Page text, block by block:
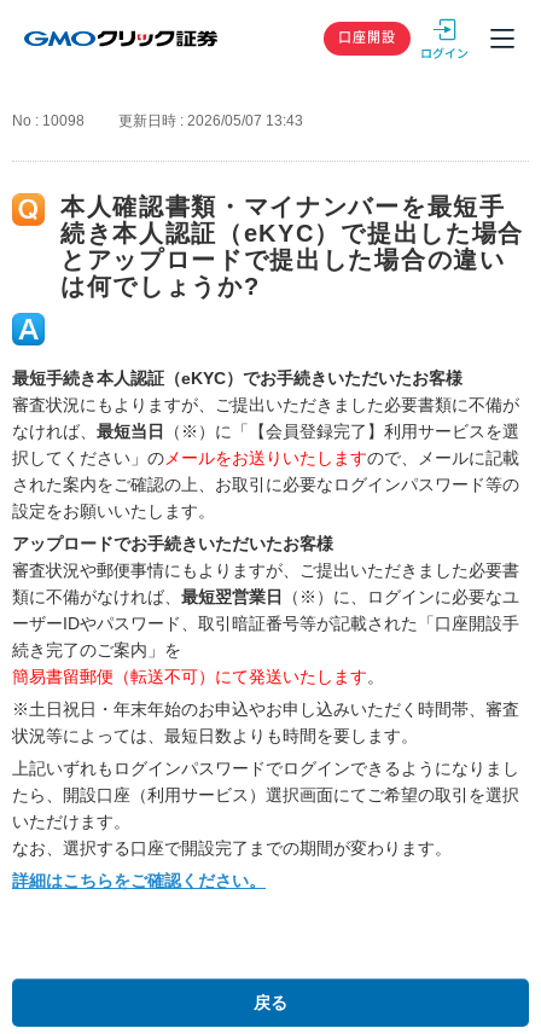
GMOクリック
口座開設
No : 10098 更新日時 : 2026/05/07 13:43
本人確認書類・マイナンバーを最短手
続き本人認証（eKYC）で提出した場合
とアップロードで提出した場合の違い
は何でしょうか?
最短手続き本人認証（eKYC）でお手続きいただいたお客様
審査状況にもよりますが、ご提出いただきました必要書類に不備が
なければ、 最短当日
（※）に「【会員登録完了】利用サービスを選
択してください」の メールをお送りいたしますので、メールに記載
された案内をご確認の上、お取引に必要なログインパスワード等の
設定をお願いいたします。
アップロードでお手続きいただいたお客様
審査状況や郵便事情にもよりますが、ご提出いただきました必要書
類に不備がなければ、 最短翌営業日
（※）に、ログインに必要なユ
ーザーIDやパスワード、取引暗証番号等が記載された「口座開設手
続き完了のご案内」を
簡易書留郵便（転送不可）にて発送いたします。
※土日祝日・年末年始のお申込やお申し込みいただく時間帯、審査
状況等によっては、最短日数よりも時間を要します。
上記いずれもログインパスワードでログインできるようになりまし
たら、開設口座（利用サービス）選択画面にてご希望の取引を選択
いただけます。
なお、選択する口座で開設完了までの期間が変わります。
詳細はこちらをご確認ください。
戻る